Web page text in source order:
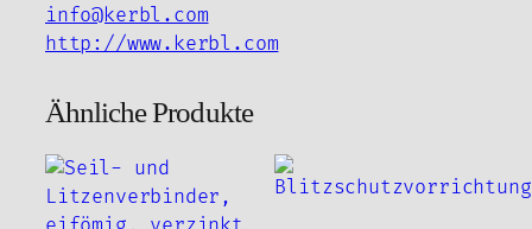
info@kerbl.com
http://www.kerbl.com
Ähnliche Produkte